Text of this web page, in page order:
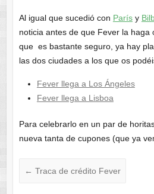
Al igual que sucedió con Parísy
noticia antes de que Fever la haga
que es bastante seguro, ya hay
las dos ciudades a los que os
Fever llega a Los Ángeles
Fever llega a Lisboa
Para celebrarlo en un par de
nueva tanta de cupones (que ya
← Traca de crédito Fever